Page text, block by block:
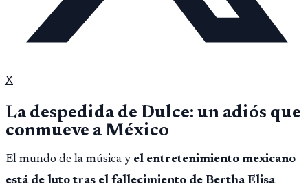
X
La despedida de Dulce: un adiós que
conmueve a México
El mundo de la música y el entretenimiento mexicano
está de luto tras el fallecimiento de Bertha Elisa